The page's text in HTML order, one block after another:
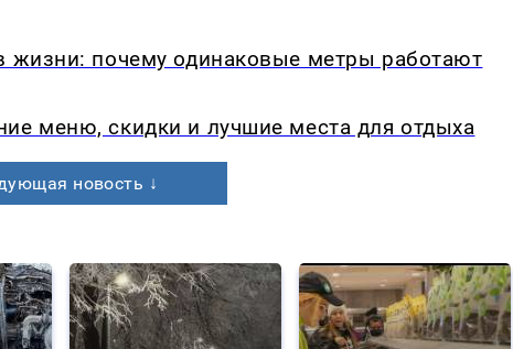
жизни: почему одинаковые метры работают
меню, скидки и лучшие места для отдыха
новость ↓